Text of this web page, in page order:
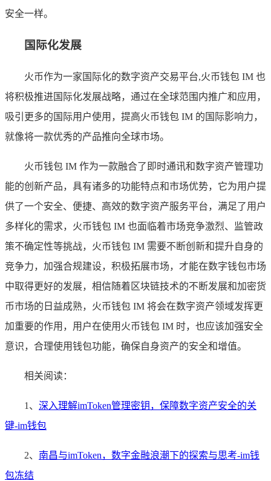
安全一样。
国际化发展
火币作为一家国际化的数字资产交易平台,火币钱包 IM 也
将积极推进国际化发展战略，通过在全球范围内推广和应用，
吸引更多的国际用户使用，提高火币钱包 IM 的国际影响力，
就像将一款优秀的产品推向全球市场。
火币钱包 IM 作为一款融合了即时通讯和数字资产管理功
能的创新产品，具有诸多的功能特点和市场优势，它为用户提
供了一个安全、便捷、高效的数字资产服务平台，满足了用户
多样化的需求，火币钱包 IM 也面临着市场竞争激烈、监管政
策不确定性等挑战，火币钱包 IM 需要不断创新和提升自身的
竞争力，加强合规建设，积极拓展市场，才能在数字钱包市场
中取得更好的发展，相信随着区块链技术的不断发展和加密货
币市场的日益成熟，火币钱包 IM 将会在数字资产领域发挥更
加重要的作用，用户在使用火币钱包 IM 时，也应该加强安全
意识，合理使用钱包功能，确保自身资产的安全和增值。
相关阅读：
1、 深入理解imToken管理密钥，保障数字资产安全的关
键-im钱包
2、 南昌与imToken，数字金融浪潮下的探索与思考-im钱
包冻结